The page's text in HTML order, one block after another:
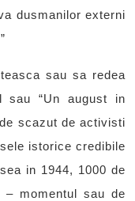
dusmanilor externi
sau sa redea
sau “Un august in
scazut de activisti
istorice credibile
in 1944, 1000 de
– momentul sau de